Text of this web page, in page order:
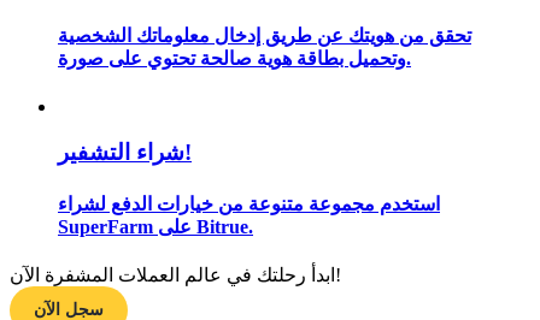
تعلم كيفية البقاء مربحة
تحقق من هويتك عن طريق إدخال معلوماتك الشخصية
وتحميل بطاقة هوية صالحة تحتوي على صورة.
شراء التشفير!
استخدم مجموعة متنوعة من خيارات الدفع لشراء
SuperFarm على Bitrue.
ابدأ رحلتك في عالم العملات المشفرة الآن!
سجل الآن